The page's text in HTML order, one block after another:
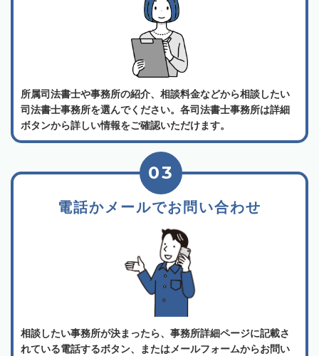
所属司法書士や事務所の紹介、相談料金などから相談したい
司法書士事務所を選んでください。各司法書士事務所は詳細
ボタンから詳しい情報をご確認いただけます。
電話かメールでお問い合わせ
03
相談したい事務所が決まったら、事務所詳細ページに記載さ
れている電話するボタン、またはメールフォームからお問い